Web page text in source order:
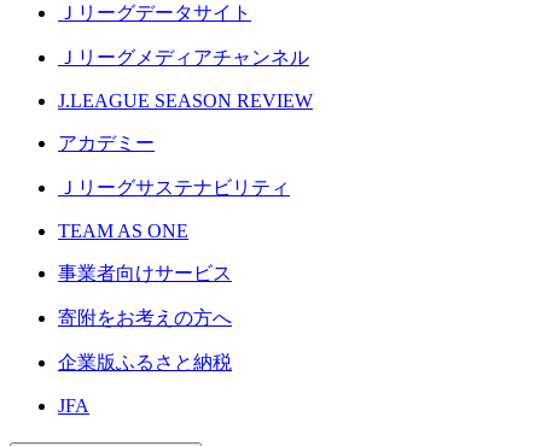
Ｊリーグデータサイト
Ｊリーグメディアチャンネル
J.LEAGUE SEASON REVIEW
アカデミー
Ｊリーグサステナビリティ
TEAM AS ONE
事業者向けサービス
寄附をお考えの方へ
企業版ふるさと納税
JFA